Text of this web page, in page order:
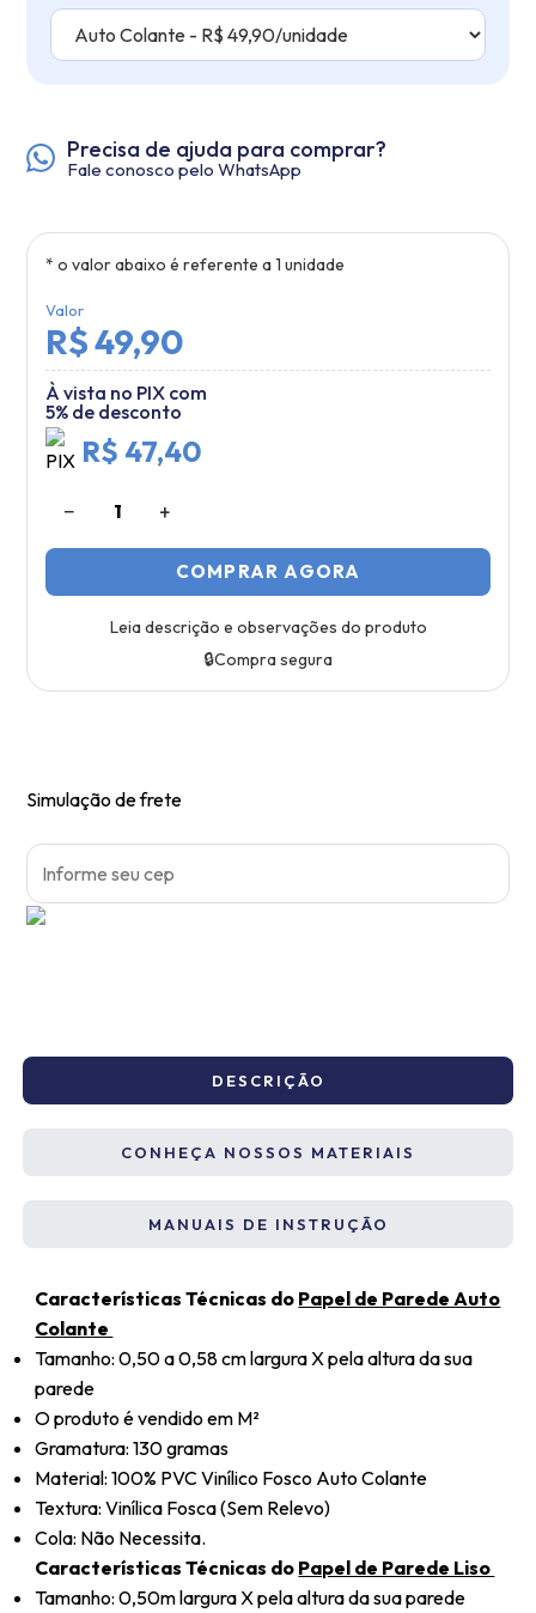
Precisa de ajuda para comprar?
Fale conosco pelo WhatsApp
* o valor abaixo é referente a1 unidade
Valor
R$ 49,90
À vista no PIX com
5% de desconto
R$ 47,40
− 1 +
COMPRAR AGORA
Leia descrição e observações do produto
🔒Compra segura
Simulação de frete
DESCRIÇÃO
CONHEÇA NOSSOS MATERIAIS
MANUAIS DE INSTRUÇÃO
Características Técnicas do Papel de Parede Auto
Colante
Tamanho: 0,50 a 0,58 cm largura X pela altura da sua
parede
O produto é vendido em M²
Gramatura: 130 gramas
Material: 100% PVC Vinílico Fosco Auto Colante
Textura: Vinílica Fosca (Sem Relevo)
Cola: Não Necessita.
Características Técnicas do Papel de Parede Liso
Tamanho: 0,50m largura X pela altura da sua parede